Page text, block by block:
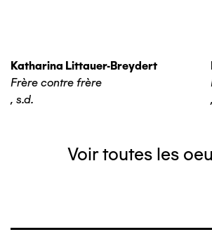
Katharina Littauer-Breydert
Frère contre frère
, s.d.
,
Voir toutes les